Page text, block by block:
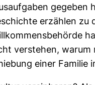
erzählen
verstehen,
einer